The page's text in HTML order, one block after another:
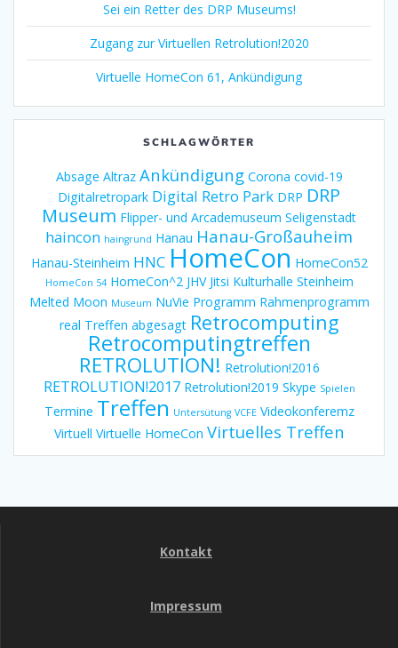
Sei ein Retter des DRP Museums!
Zugang zur Virtuellen Retrolution!2020
Virtuelle HomeCon 61, Ankündigung
SCHLAGWÖRTER
Absage Altraz Ankündigung Corona covid-19
Digitalretropark Digital Retro Park DRP DRP
Museum Flipper- und Arcademuseum Seligenstadt
haincon haingrund Hanau Hanau-Großauheim
Hanau-Steinheim HNC HomeCon HomeCon52
HomeCon 54 HomeCon^2 JHV Jitsi Kulturhalle Steinheim
Melted Moon Museum NuVie Programm Rahmenprogramm
real Treffen abgesagt Retrocomputing
Retrocomputingtreffen
RETROLUTION! Retrolution!2016
RETROLUTION!2017 Retrolution!2019 Skype Spielen
Termine Treffen Untersütung VCFE Videokonferemz
Virtuell Virtuelle HomeCon Virtuelles Treffen
Kontakt
Impressum